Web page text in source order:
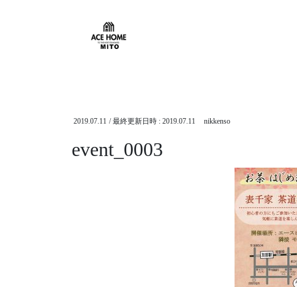
2019.07.11 / 最終更新日時 : 2019.07.11 nikkenso
event_0003